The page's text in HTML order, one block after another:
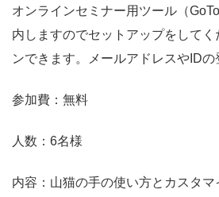
オンラインセミナー用ツール（
内しますのでセットアップをしてく
ンできます。メールアドレスやIDの
参加費：無料
人数：6名様
内容：山猫の手の使い方とカスタマ